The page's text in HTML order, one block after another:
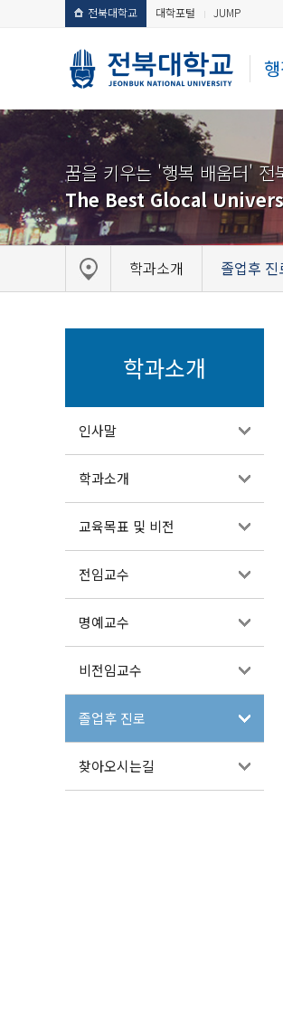
전북대학교 대학포털 JUMP
꿈을 키우는 '행복 배움터' 전
The Best Glocal
학과소개 졸업후 진
학과소개
인사말
학과소개
교육목표 및 비전
전임교수
명예교수
비전임교수
졸업후 진로
찾아오시는길